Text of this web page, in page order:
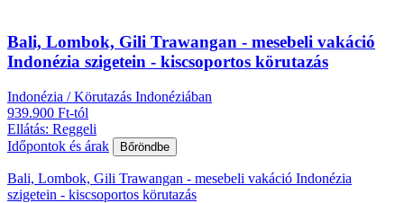
Bali, Lombok, Gili Trawangan - mesebeli vakáció
Indonézia szigetein - kiscsoportos körutazás
Indonézia / Körutazás Indonéziában
939.900 Ft-tól
Ellátás: Reggeli
Időpontok és árak
Bőröndbe
Bali, Lombok, Gili Trawangan - mesebeli vakáció Indonézia
szigetein - kiscsoportos körutazás